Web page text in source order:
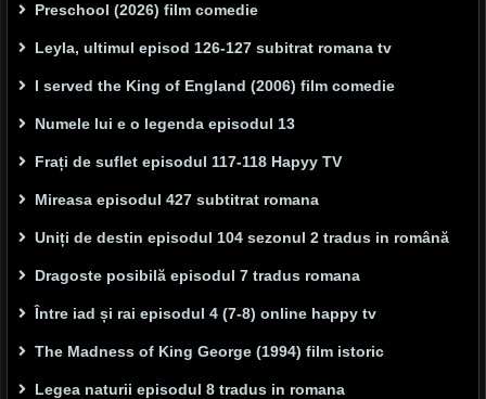
Preschool (2026) film comedie
Leyla, ultimul episod 126-127 subitrat romana tv
I served the King of England (2006) film comedie
Numele lui e o legenda episodul 13
Frați de suflet episodul 117-118 Hapyy TV
Mireasa episodul 427 subtitrat romana
Uniți de destin episodul 104 sezonul 2 tradus in română
Dragoste posibilă episodul 7 tradus romana
Între iad și rai episodul 4 (7-8) online happy tv
The Madness of King George (1994) film istoric
Legea naturii episodul 8 tradus in romana